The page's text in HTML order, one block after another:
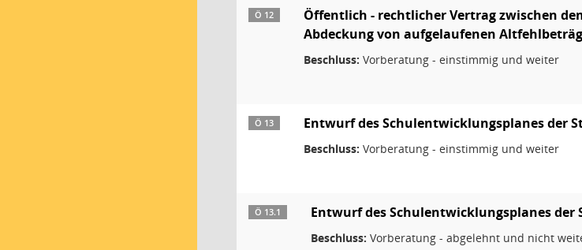
Ö 12
Öffentlich - rechtlicher Vertrag zwischen
Abdeckung von aufgelaufenen
Beschluss: Vorberatung - einstimmig und weiter
Ö 13 Entwurf des Schulentwicklungsplanes der
Beschluss: Vorberatung - einstimmig und weiter
Ö 13.1 Entwurf des Schulentwicklungsplanes der
Beschluss: Vorberatung - abgelehnt und nicht